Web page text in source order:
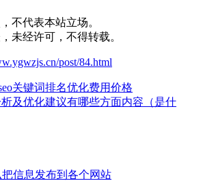
不代表本站立场。
未经许可，不得转载。
post/84.html
关键词排名优化费用价格
析及优化建议有哪些方面内容（是什
信息发布到各个网站